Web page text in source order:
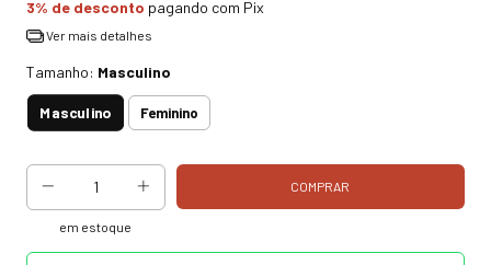
3% de desconto pagando com Pix
Ver mais detalhes
Tamanho: Masculino
Masculino Feminino
em estoque